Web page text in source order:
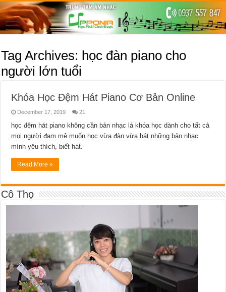
Tag Archives: học đàn piano cho
người lớn tuổi
Khóa Học Đệm Hát Piano Cơ Bản Online
December 17, 2019 21
học đệm hát piano không cần bản nhạc là khóa học dành cho tất cả
mọi người đam mê muốn học vừa đàn vừa hát những bản nhạc
mình yêu thích, biết hát.
Read More »
Cô Thọ